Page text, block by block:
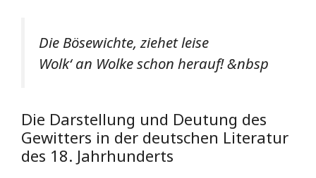
Die Bösewichte, ziehet leise
Wolk‘ an Wolke schon herauf! &nbsp
Die Darstellung und Deutung des
Gewitters in der deutschen Literatur
des 18. Jahrhunderts